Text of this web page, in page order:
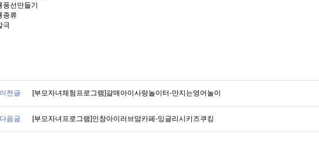
풍선만들기
종류
극
이전글 [부모자녀체험프로그램]갈매아이사랑놀이터-만지는영어놀이
다음글 [부모자녀프로그램]인창아이러브맘카페-잉글리시키즈쿠킹